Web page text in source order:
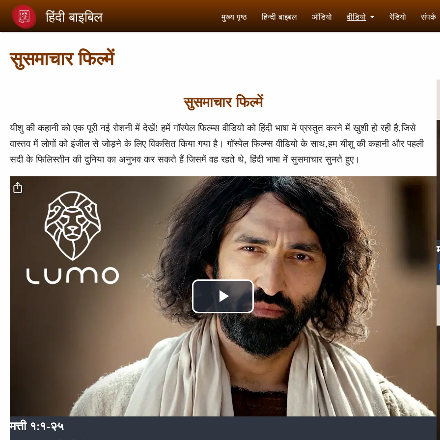
Skip to main content
हिंदी बाइबिल मुख्य पृष्ठ हिन्दी बाइबल ऑडियो वीडियो रेडियो संपर्क
सुसमाचार फिल्में
सुसमाचार फिल्में
यीशु की कहानी को एक पूरी नई रोशनी में देखें! हमें गॉस्पेल फिल्म्स वीडियो को हिंदी भाषा में प्रस्तुत करने में खुशी हो रही है,जिसे
वास्तव में लोगों को इंजील से जोड़ने के लिए विकसित किया गया है। गॉस्पेल फिल्म्स वीडियो के साथ,हम यीशु की कहानी और पहली
सदी के फिलिस्तीन की दुनिया का अनुभव कर सकते हैं जिसमें वह रहते थे, हिंदी भाषा में सुसमाचार सुनते हुए।
वीडियो
चलाएं
मत्ती १:१-२५